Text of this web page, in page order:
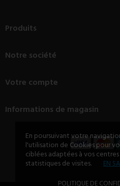
En poursuivant votre
l'utilisation de Cookies pour
ciblées adaptées à vos
statistiques de visites.
EN
POLITIQUE DE
Produits
Notre société
Votre compte
Informations de magasin